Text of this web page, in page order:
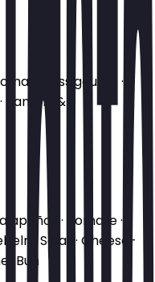
· Essiggurke ·
Ranch- &
· Tomate ·
· Salat · Cheese-
Bun